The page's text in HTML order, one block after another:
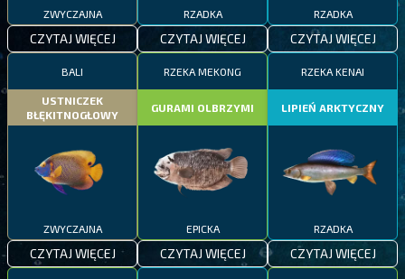
ZWYCZAJNA
CZYTAJ WIĘCEJ
RZADKA
CZYTAJ WIĘCEJ
RZADKA
CZYTAJ WIĘCEJ
BALI
USTNICZEK
BŁĘKITNOGŁOWY
ZWYCZAJNA
CZYTAJ WIĘCEJ
RZEKA MEKONG
GURAMI OLBRZYMI
EPICKA
CZYTAJ WIĘCEJ
RZEKA KENAI
LIPIEŃ ARKTYCZNY
RZADKA
CZYTAJ WIĘCEJ